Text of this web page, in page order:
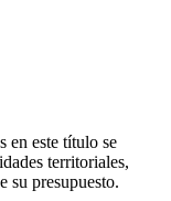
en este título se
territoriales,
su presupuesto.